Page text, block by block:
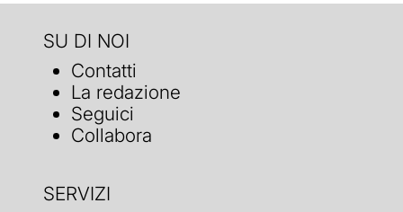
SU DI NOI
Contatti
La redazione
Seguici
Collabora
SERVIZI